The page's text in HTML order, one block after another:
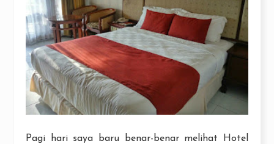
Pagi hari saya baru benar-benar melihat Hotel